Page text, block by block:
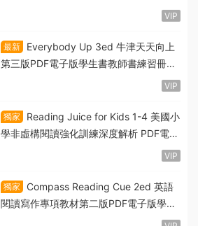
VIP
最新
Everybody Up 3ed 牛津天天向上
第三版PDF電子版學生書教師書練習冊閃
卡全套測試 音頻視頻 PPT課件 白闆軟件
VIP
獨家
Reading Juice for Kids 1-4 美國小
學非虛構閱讀強化訓練深度解析 PDF電子
VIP
獨家
Compass Reading Cue 2ed 英語
閱讀寫作專項教材第二版PDF電子版學生
書練習冊作業紙測試卷閃卡PPT課件 MP3